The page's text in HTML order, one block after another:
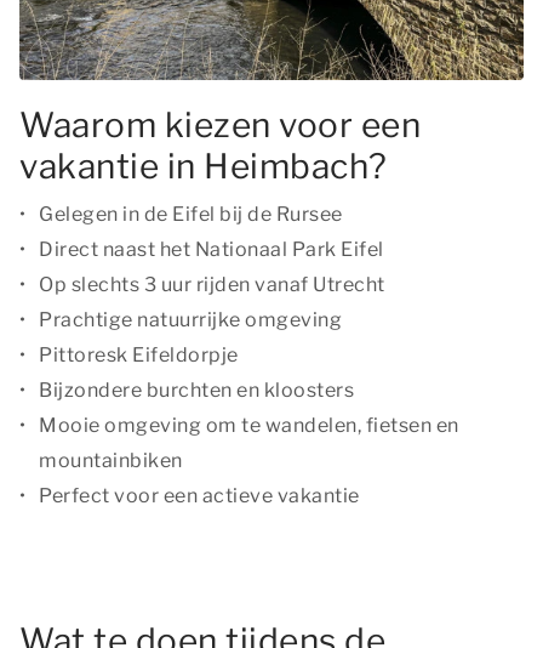
Waarom kiezen voor een
vakantie in Heimbach?
Gelegen in de Eifel bij de Rursee
Direct naast het Nationaal Park Eifel
Op slechts 3 uur rijden vanaf Utrecht
Prachtige natuurrijke omgeving
Pittoresk Eifeldorpje
Bijzondere burchten en kloosters
Mooie omgeving om te wandelen, fietsen en
mountainbiken
Perfect voor een actieve vakantie